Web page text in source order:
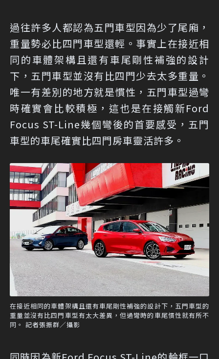
過往許多人都認為五門車型因為少了尾廂，
重量勢必比四門車型還輕。事實上在接近相
同的車體架構且還有車尾剛性補強的設計
下，五門車型並沒有比四門少去太多重量。
唯一有差別的地方就是慣性，五門車型過彎
時確實會比較積極，這也是在接觸新Ford
Focus ST-Line幾個彎後的首要感受，五門
車型的車尾確實比四門房車靈活許多。
在接近相同的車體架構且還有車尾剛性補強的設計下，五門車型的
重量並沒有比四門車型有太大差異，但過彎時的車尾慣性就有所不
同。 記者張振群／攝影